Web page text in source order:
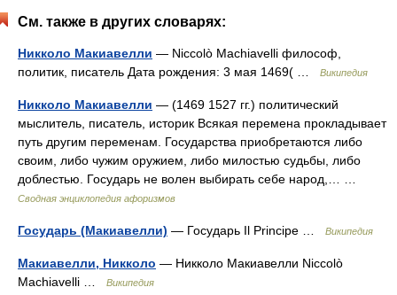
См. также в других словарях:
Никколо Макиавелли — Niccolò Machiavelli философ,
политик, писатель Дата рождения: 3 мая 1469( …
Википедия
Никколо Макиавелли — (1469 1527 гг.) политический
мыслитель, писатель, историк Всякая перемена прокладывает
путь другим переменам. Государства приобретаются либо
своим, либо чужим оружием, либо милостью судьбы, либо
доблестью. Государь не волен выбирать себе народ,… …
Сводная энциклопедия афоризмов
Государь (Макиавелли) — Государь Il Principe … Википедия
Макиавелли, Никколо — Никколо Макиавелли Niccolò
Machiavelli …
Википедия